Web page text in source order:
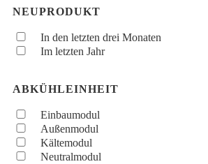
NEUPRODUKT
In den letzten drei Monaten
Im letzten Jahr
ABKÜHLEINHEIT
Einbaumodul
Außenmodul
Kältemodul
Neutralmodul